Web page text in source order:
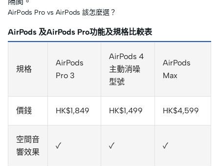
AirPods Pro vs AirPods 該怎麼選？
AirPods 及AirPods Pro功能及規格比較表
規格
AirPods
Pro 3
AirPods 4
主動消噪
型號
AirPods
Max
價錢 HK$1,849 HK$1,499 HK$4,599
空間音
響效果
✓ ✓ ✓